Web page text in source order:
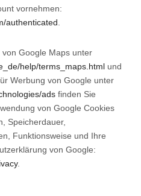
vornehmen:
authenticated
Google Maps unter
help/terms_maps.html und
Werbung von Google unter
ads finden Sie
von Google Cookies
Speicherdauer,
Funktionsweise und Ihre
von Google:
.